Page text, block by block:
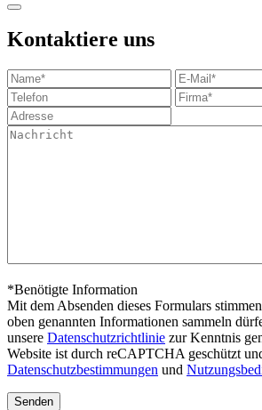
Kontaktiere uns
*Benötigte Information
Mit dem Absenden dieses Formulars
oben genannten Informationen sammeln
unsere Datenschutzrichtlinie zur Kenntnis
Website ist durch reCAPTCHA geschützt
Datenschutzbestimmungen und